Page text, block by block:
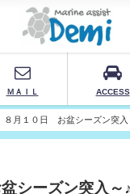
ＭＡＩＬ ACCESS
８月１０日 お盆シーズン突入
ましょ☆彡
シーズン突入～